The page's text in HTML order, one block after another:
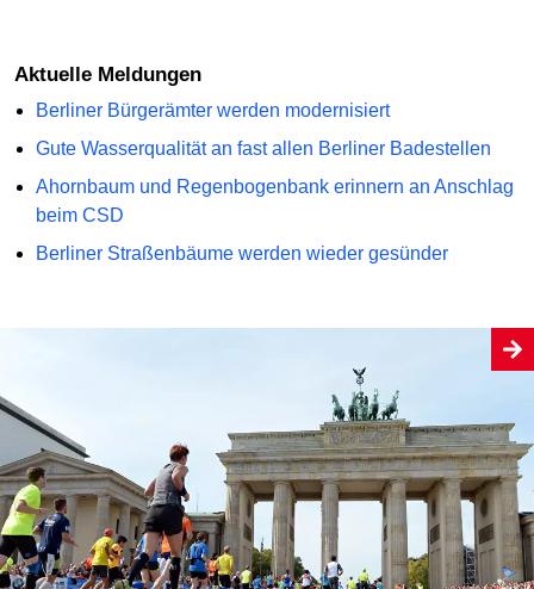
Aktuelle Meldungen
Berliner Bürgerämter werden modernisiert
Gute Wasserqualität an fast allen Berliner Badestellen
Ahornbaum und Regenbogenbank erinnern an Anschlag
beim CSD
Berliner Straßenbäume werden wieder gesünder